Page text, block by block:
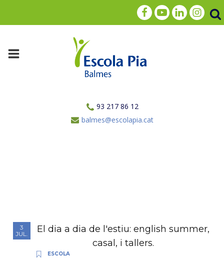
93 217 86 12
balmes@escolapia.cat
3
JUL.
El dia a dia de l'estiu: english summer,
casal, i tallers.
ESCOLA